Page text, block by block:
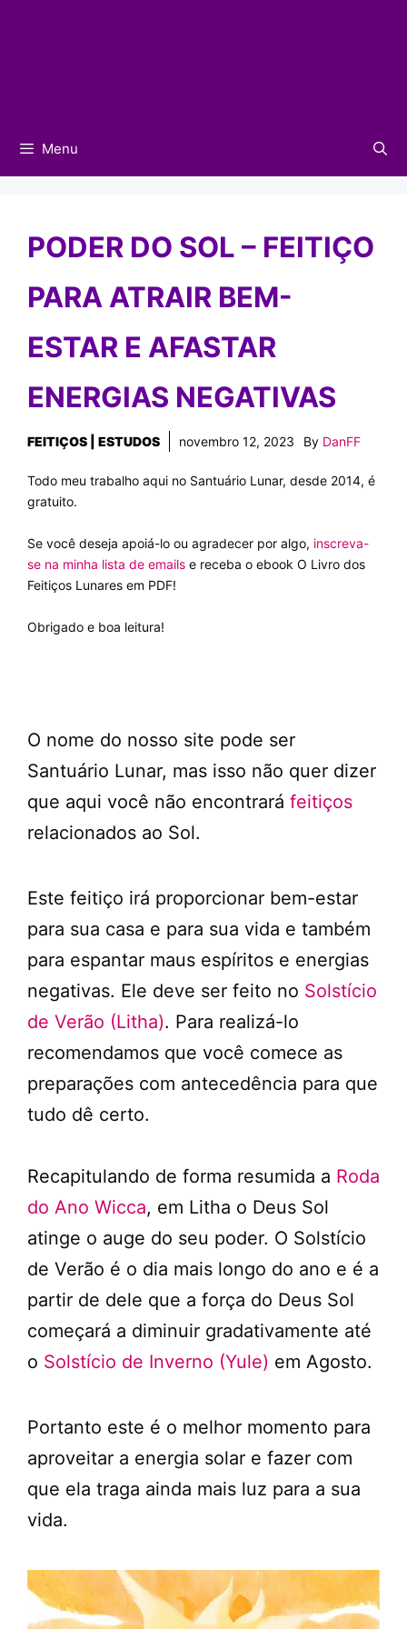
Menu
PODER DO SOL – FEITIÇO
PARA ATRAIR BEM-
ESTAR E AFASTAR
ENERGIAS NEGATIVAS
FEITIÇOS | ESTUDOS novembro 12, 2023 By DanFF
Todo meu trabalho aqui no Santuário Lunar, desde 2014, é
gratuito.
Se você deseja apoiá-lo ou agradecer por algo, inscreva-
se na minha lista de emails e receba o ebook O Livro dos
Feitiços Lunares em PDF!
Obrigado e boa leitura!
O nome do nosso site pode ser
Santuário Lunar, mas isso não quer dizer
que aqui você não encontrará feitiços
relacionados ao Sol.
Este feitiço irá proporcionar bem-estar
para sua casa e para sua vida e também
para espantar maus espíritos e energias
negativas. Ele deve ser feito no Solstício
de Verão (Litha). Para realizá-lo
recomendamos que você comece as
preparações com antecedência para que
tudo dê certo.
Recapitulando de forma resumida a Roda
do Ano Wicca, em Litha o Deus Sol
atinge o auge do seu poder. O Solstício
de Verão é o dia mais longo do ano e é a
partir de dele que a força do Deus Sol
começará a diminuir gradativamente até
o Solstício de Inverno (Yule) em Agosto.
Portanto este é o melhor momento para
aproveitar a energia solar e fazer com
que ela traga ainda mais luz para a sua
vida.